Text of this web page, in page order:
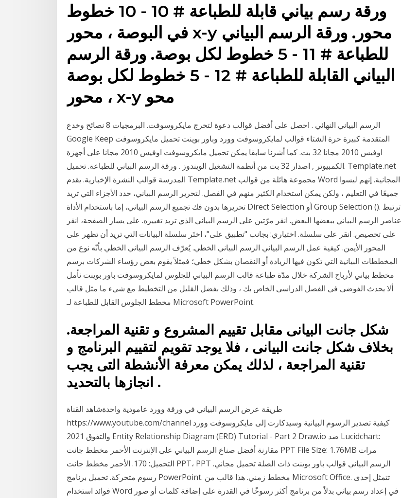
ورقة رسم بياني قابلة للطباعة # 10 - 10 خطوط
في البوصة ، محور x-y محور. ورقة الرسم البياني
للطباعة # 11 - 5 خطوط لكل بوصة. ورقة الرسم
البياني القابلة للطباعة # 12 - 5 خطوط لكل بوصة
، محور x-y محو
الرسم البياني النهائي . احصل على أفضل قوالب دعوة لتخرج مايكروسوفت. البرمجيات 8 نصائح وخدع
Google Keep المتقدمة كبيرة حرة الشتاء قوالب لمايكروسوفت وورد وباور بوينت تحميل مايكروسوفت
اوفيس 2010 مجانا 32 بت. كما أشرنا سابقا يمكن تحميل مايكروسوفت اوفيس 2010 مجانا على أجهزة
الكمبيوتر , اصدار 32 بت من أنظمة التشغيل الويندوز . ورقة الرسم البياني للطباعة. تحميل. Template.net
المدرسة قوالب النشرة الإخبارية. يقدم Template.net مجموعة هائلة من قوالب Word المجانية. إنهم ليسوا
جميعًا في التعليم ، ولكن يمكن استخدام الكثير منهم في الفصل. لتحرير الرسم البياني، حدد الأجزاء التي تريد
تحريرها بدون فك تجميع الرسم البياني، إما باستخدام الأداة Direct Selection أو Group Selection (). ترتبط
عناصر الرسم البياني ببعضها البعض. انقر مرّتين على الرسم البياني الذي تريد تغييره. على يسار الصفحة، انقر
على تخصيص. انقر على سلسلة. اختياري: بجانب "تطبيق على"، اختَر سلسلة البيانات التي تريد أن تظهر على
المحور الأيمن. كيفية عمل الرسم البياني الرسم البياني الخطي. يُعرّف الرسم البياني الخطي بأنّه نوع من
المخططات البيانية التي تكون فيها الزيادة أو النقصان بشكل خطي؛ فمثلاً يقوم بعض رؤساء الشركات برسم
مخطط بياني لأرباح الشركة خلال مدّة طباعة قالب الرسم البياني للجلوس لمايكروسوفت باور بوينت نأمل
ألا يحدث الفوضى في الفصل الدراسي الخاص بك ، وذلك بفضل القليل من التخطيط مع شيء ما مثل قالب
مخطط الجلوس القابل للطباعة لـ Microsoft PowerPoint.
شكل جانت البيانى مقابل تقييم المشروع و تقنية المراجعة.
بخلاف شكل جانت البيانى ، فلا يوجد تقويم لتقييم البرنامج و
تقنية المراجعة ، لذلك يمكن معرفة الأنشطة التى يجب
انجازها بالتحديد .
طريقة عرض الرسم البياني في ورقة وورد عامودية واحدةشاهد القناة
https://www.youtube.com/channel كيفية تصدير الرسوم البيانية وسيدكارت إلى مايكروسوفت وورد
والتفوق 2021 Entity Relationship Diagram (ERD) Tutorial - Part 2 Draw.io ضد Lucidchart:
مقارنة أفضل صناع الرسم البياني على الإنترنت الأحمر مخطط جانت PPT File Size: 1.76MB مرات
التحميل: 170. الأحمر مخطط جانت PPT، PPT الرسم البياني قوالب باور بوينت ذات الصلة تحميل مجاني.
رسوم متحركة. تحميل برنامج PowerPoint. مخطط زمني. هذا قالب من Microsoft Office. تتمثل إحدى
فوائد استخدام Word في إعداد رسم بياني بدلاً من برنامج أكثر رسوخًا في القدرة على إضافة كلمات أو صور